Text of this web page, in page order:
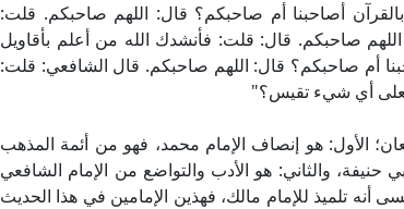
أصاحبنا أم صاحبكم؟ قال: اللهم صاحبكم. قلت:
صاحبكم. قال: قلت: فأنشدك الله من أعلم بأقاويل
أم صاحبكم؟ قال: اللهم صاحبكم. قال الشافعي: قلت:
فعلى أي شيء تقيس؟"
الأول: هو إنصاف الإمام محمد، فهو من أئمة المذهب
والثاني: هو الأدب والتواضع من الإمام الشافعي
أنه تلميذ للإمام مالك، فهذين الإمامين في هذا الحديث